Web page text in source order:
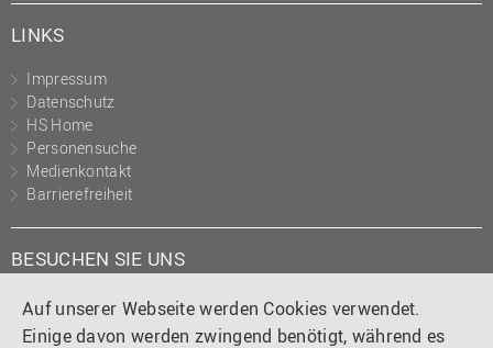
Auf unserer Webseite werden Cookies verwendet.
Einige davon werden zwingend benötigt, während es
LINKS
Impressum
Datenschutz
HS Home
Personensuche
Medienkontakt
Barrierefreiheit
BESUCHEN SIE UNS
Instagram
TiktokLinkedIn
YouTube
Facebook